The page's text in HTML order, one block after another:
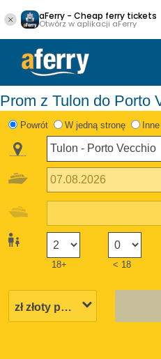
aFerry - Cheap ferry tickets
Otwórz w aplikacji aFerry
Prom z Tulon do Porto
Powrót W jedną stronę
18+ < 18